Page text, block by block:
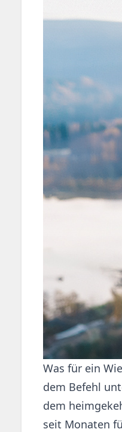
Was für ein
dem Befehl
dem
seit Monaten